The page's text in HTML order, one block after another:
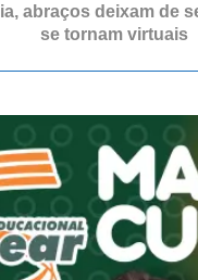
abraços deixam de
se tornam virtuais